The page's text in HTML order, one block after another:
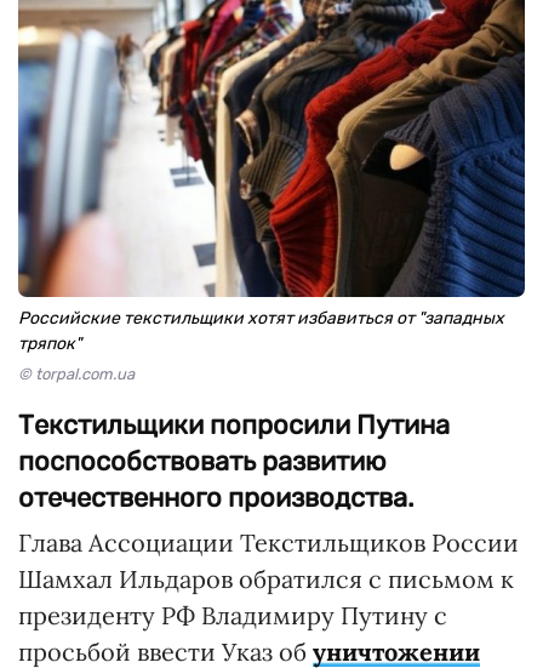
Российские текстильщики хотят избавиться от "западных
тряпок"
© torpal.com.ua
Текстильщики попросили Путина
поспособствовать развитию
отечественного производства.
Глава Ассоциации Текстильщиков России
Шамхал Ильдаров обратился с письмом к
президенту РФ Владимиру Путину с
просьбой ввести Указ об уничтожении